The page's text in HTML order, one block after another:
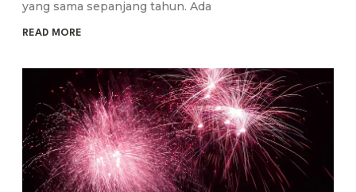
yang sama sepanjang tahun. Ada
READ MORE